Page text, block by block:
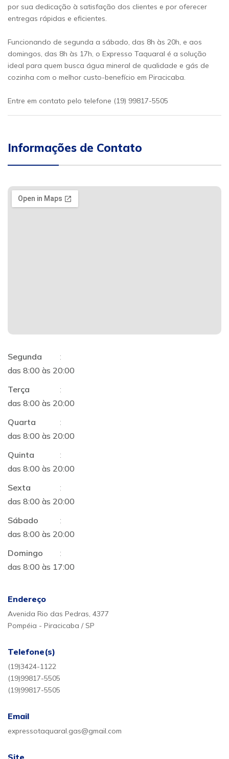
por sua dedicação à satisfação dos clientes e por oferecer
entregas rápidas e eficientes.
Funcionando de segunda a sábado, das 8h às 20h, e aos
domingos, das 8h às 17h, o Expresso Taquaral é a solução
ideal para quem busca água mineral de qualidade e gás de
cozinha com o melhor custo-benefício em Piracicaba.
Entre em contato pelo telefone (19) 99817-5505
Informações de Contato
Segunda
:
das 8:00 às 20:00
Terça
:
das 8:00 às 20:00
Quarta
:
das 8:00 às 20:00
Quinta
:
das 8:00 às 20:00
Sexta
:
das 8:00 às 20:00
Sábado
:
das 8:00 às 20:00
Domingo
:
das 8:00 às 17:00
Endereço
Avenida Rio das Pedras, 4377
Pompéia - Piracicaba / SP
Telefone(s)
(19)3424-1122
(19)99817-5505
(19)99817-5505
Email
expressotaquaral.gas@gmail.com
Site